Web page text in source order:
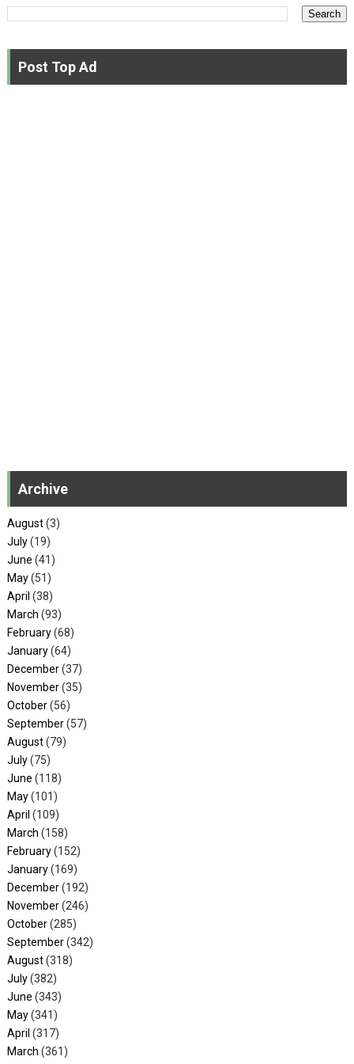
Post Top Ad
Archive
August(3)
July(19)
June (41)
May(51)
April (38)
March (93)
February(68)
January(64)
December(37)
November(35)
October(56)
September(57)
August(79)
July(75)
June (118)
May(101)
April (109)
March (158)
February(152)
January(169)
December(192)
November(246)
October(285)
September(342)
August(318)
July(382)
June (343)
May(341)
April (317)
March (361)